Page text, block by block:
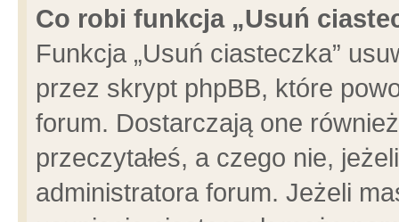
Co robi funkcja „Usuń
Funkcja „Usuń ciasteczka”
przez skrypt phpBB, które
forum. Dostarczają one
przeczytałeś, a czego nie,
administratora forum. Jeżeli